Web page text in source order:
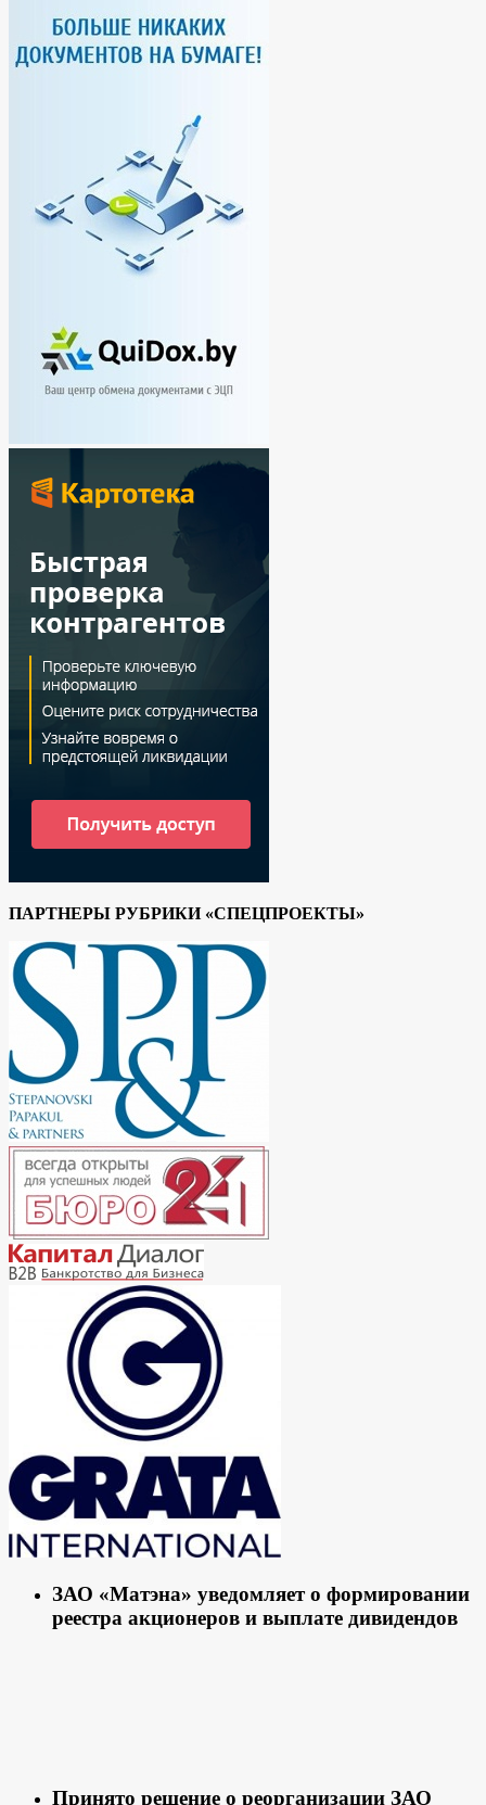
ПАРТНЕРЫ РУБРИКИ «СПЕЦПРОЕКТЫ»
ЗАО «Матэна» уведомляет о формировании
реестра акционеров и выплате дивидендов
Принято решение о реорганизации ЗАО